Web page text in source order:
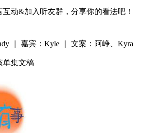
动&加入听友群，分享你的看法吧！
｜ 嘉宾：Kyle ｜ 文案：阿峥、Kyra
单集文稿